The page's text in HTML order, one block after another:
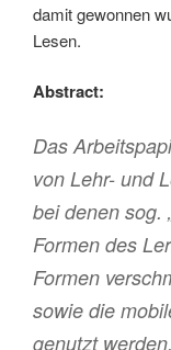
damit gewonnen
Lesen.
Abstract:
Das
von Lehr- und
bei denen sog.
Formen des
Formen
sowie die
genutzt